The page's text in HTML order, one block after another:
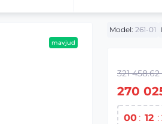
mavjud
Model: 261-01
321 458.62
270
00 : 12 :